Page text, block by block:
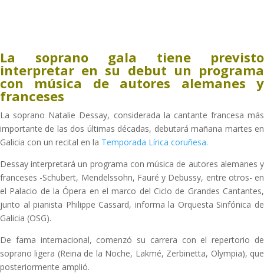
La soprano gala tiene previsto
interpretar en su debut un programa
con música de autores alemanes y
franceses
La soprano Natalie Dessay, considerada la cantante francesa más
importante de las dos últimas décadas, debutará mañana martes en
Galicia con un recital en la Temporada Lírica coruñesa.
Dessay interpretará un programa con música de autores alemanes y
franceses -Schubert, Mendelssohn, Fauré y Debussy, entre otros- en
el Palacio de la Ópera en el marco del Ciclo de Grandes Cantantes,
junto al pianista Philippe Cassard, informa la Orquesta Sinfónica de
Galicia (OSG).
De fama internacional, comenzó su carrera con el repertorio de
soprano ligera (Reina de la Noche, Lakmé, Zerbinetta, Olympia), que
posteriormente amplió.